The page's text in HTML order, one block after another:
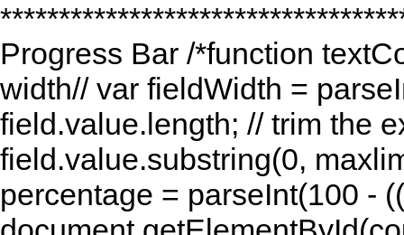
Progress Bar /*function
width// var fieldWidth =
field.value.length; // trim the
field.value.substring(0,
percentage = parseInt(100 -